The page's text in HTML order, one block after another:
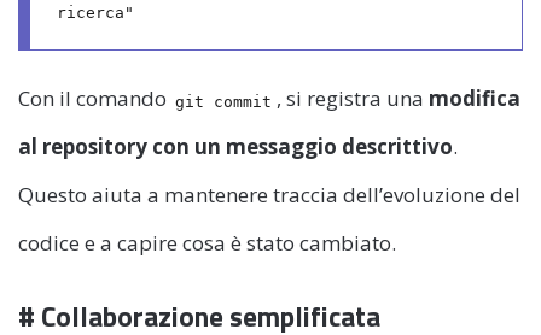
Con il comando git commit , si registra una modifica
al repository con un messaggio descrittivo.
Questo aiuta a mantenere traccia dell’evoluzione del
codice e a capire cosa è stato cambiato.
# Collaborazione semplificata